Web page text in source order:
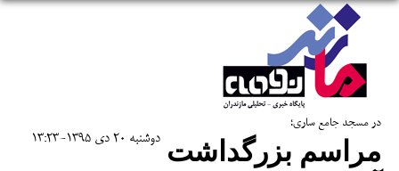
دوشنبه 20 دی 1395-13:23
در مسجد جامع ساری؛
مراسم بزرگداشت